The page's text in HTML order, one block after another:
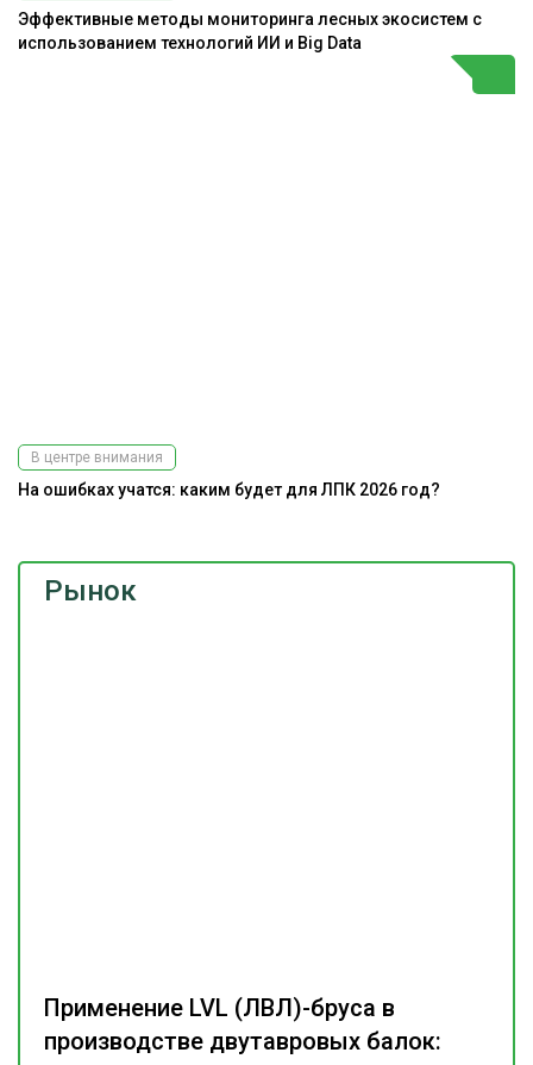
Рынок
Применение LVL (ЛВЛ)-бруса в
производстве двутавровых балок:
Эффективные методы мониторинга лесных экосистем с
использованием технологий ИИ и Big Data
В центре внимания
На ошибках учатся: каким будет для ЛПК 2026 год?